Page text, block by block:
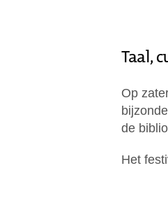
Taal,
Op
de
Het